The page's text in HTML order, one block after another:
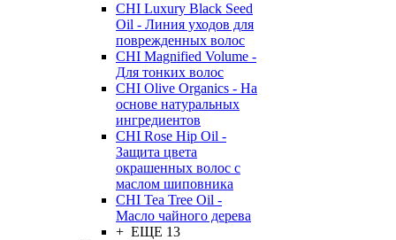
CHI Luxury Black Seed
Oil - Линия уходов для
поврежденных волос
CHI Magnified Volume -
Для тонких волос
CHI Olive Organics - На
основе натуральных
ингредиентов
CHI Rose Hip Oil -
Защита цвета
окрашенных волос с
маслом шиповника
CHI Tea Tree Oil -
Масло чайного дерева
+ ЕЩЕ 13